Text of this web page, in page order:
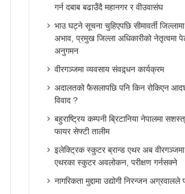
गर्न दबाब बढाउँदै महानगर र वीउवासंघ
भाउ घट्ने सूचना चुहिएपछि सीमावर्ती
अभाव, प्रमुख जिल्ला अधिकारीको नेतृत्वमा
अनुगमन
वीरगञ्जमा व्यवसाय संवद्र्धन कार्यक्रम
अदालतको फैसलापछि पनि किन रोकिएन
विवाद ?
बहुराष्ट्रिय कम्पनी ब्रिटानिया नेपालमा
फायर सेफ्टी तालीम
इलेक्ट्रिक स्कुटर ब्रान्ड एथर अब
एथरका स्कुटर अवलोकन, परीक्षण गर्नसक्ने
नागरिकता मुद्दामा उद्योगी निरन्जन अग्रवालले